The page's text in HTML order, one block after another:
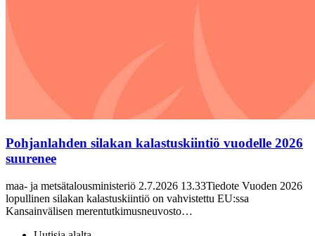
Pohjanlahden silakan kalastuskiintiö vuodelle 2026
suurenee
maa- ja metsätalousministeriö 2.7.2026 13.33Tiedote Vuoden 2026
lopullinen silakan kalastuskiintiö on vahvistettu EU:ssa
Kansainvälisen merentutkimusneuvosto…